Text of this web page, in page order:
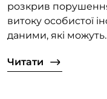
розкрив
витоку особистої
даними, які
Читати